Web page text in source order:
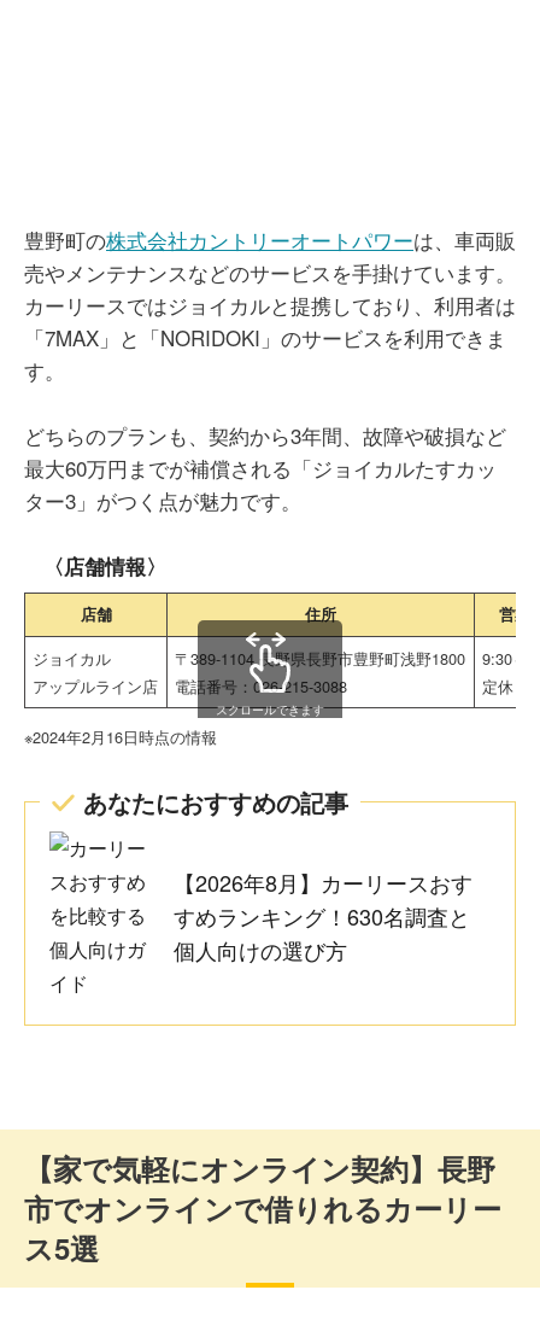
豊野町の株式会社カントリーオートパワーは、車両販
売やメンテナンスなどのサービスを手掛けています。
カーリースではジョイカルと提携しており、利用者は
「7MAX」と「NORIDOKI」のサービスを利用できま
す。
どちらのプランも、契約から3年間、故障や破損など
最大60万円までが補償される「ジョイカルたすカッ
ター3」がつく点が魅力です。
〈店舗情報〉
店舗 住所 営業
ジョイカル
アップルライン店
〒389-1104 長野県長野市豊野町浅野1800
電話番号：026-215-3088
9:30～
定休日
スクロールできます
※2024年2月16日時点の情報
あなたにおすすめの記事
【2026年8月】カーリースおす
すめランキング！630名調査と
個人向けの選び方
【家で気軽にオンライン契約】長野
市でオンラインで借りれるカーリー
ス5選